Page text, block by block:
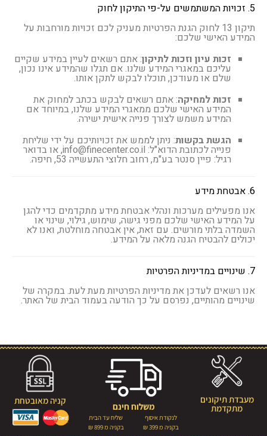
5. זכויות המשתמשים על-פי התיקון לחוק
תיקון 13 לחוק הגנת הפרטיות מעניק לכם זכויות מורחבות על
המידע האישי שלכם:
זכות עיון וזכות לתיקון: אתם רשאים לעיין במידע שקיים
עליכם במאגרי המידע שלנו. אם תגלו שהמידע אינו נכון,
שלם או מעודכן, תוכלו לבקש לתקן אותו.
זכות למחיקה: אתם רשאים לבקש בכתב למחוק את
המידע האישי שלכם ממאגרי המידע שלנו, במיוחד אם
המידע משמש לצורך פנייה אישית ישירה.
הגשת בקשות: ניתן לממש את זכויותיכם על ידי שליחת
פנייה לכתובת הדוא"ל: info@finecenter.co.il, או בדואר
רגיל: פיין סנטר בע"מ, רחוב חלוצי התעשייה 53, חיפה.
6. אבטחת מידע
אנו מפעילים מערכות ונהלי אבטחת מידע מתקדמים כדי להגן
על המידע האישי שלכם מפני גישה, שימוש, גילוי, שינוי או
השמדה בלתי מורשים. עם זאת, אין אבטחה מוחלטת, ואנו לא
יכולים להבטיח הגנה מלאה על המידע.
7. שינויים במדיניות הפרטיות
אנו רשאים לעדכן את מדיניות הפרטיות מעת לעת. במקרה של
שינויים מהותיים, נפרסם על כך הודעה בעמוד הבית של האתר.
מעבדת תיקונים
מתקדמת משלוח חינם
לנקודת איסוף
בקניה מ 399 ₪
שליח עד הבית
בקניה מ 899 ₪
קניה מאובטחת